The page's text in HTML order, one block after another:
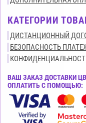
КАТЕГОРИИ
ДИСТАНЦИОННЫЙ
БЕЗОПАСНОСТЬ
ВАШ ЗАКАЗ ДОСТАВКИ
ОПЛАТИТЬ С ПОМОЩЬЮ:
Все права защищены©